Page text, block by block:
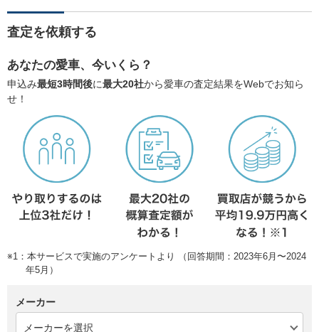
査定を依頼する
あなたの愛車、今いくら？
申込み最短3時間後に最大20社から愛車の査定結果をWebでお知ら
せ！
※1：本サービスで実施のアンケートより （回答期間：2023年6月〜2024
年5月）
メーカー